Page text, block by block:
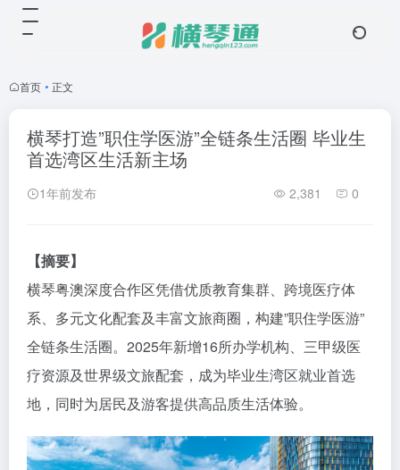
首页 • 正文
横琴打造”职住学医游”全链条生活圈 毕业生
首选湾区生活新主场
1年前发布 2,381 0
【摘要】
横琴粤澳深度合作区凭借优质教育集群、跨境医疗体
系、多元文化配套及丰富文旅商圈，构建”职住学医游”
全链条生活圈。2025年新增16所办学机构、三甲级医
疗资源及世界级文旅配套，成为毕业生湾区就业首选
地，同时为居民及游客提供高品质生活体验。